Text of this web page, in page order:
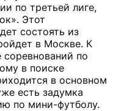
по третьей лиге,
Этот
состоять из
в Москве. К
по
в поиске
в основном
есть задумка
по мини-футболу.